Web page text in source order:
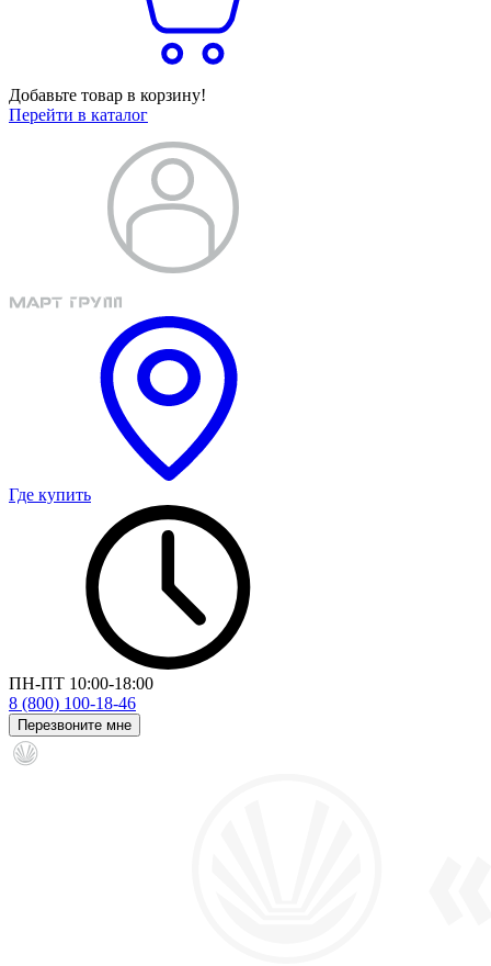
Добавьте товар в корзину!
Перейти в каталог
Где купить
ПН-ПТ 10:00-18:00
8 (800) 100-18-46
Перезвоните мне